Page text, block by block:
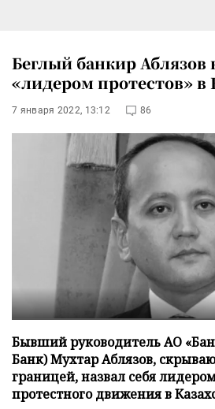
Беглый банкир Аблязов
«лидером протестов» в
7 января 2022, 13:12 86
Бывший руководитель АО
Банк) Мухтар Аблязов,
границей, назвал себя
протестного движения в